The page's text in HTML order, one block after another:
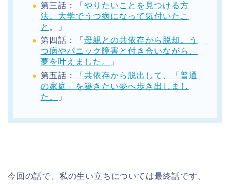
第三話：「 やりたいことを見つける方
法。大学でうつ病になって気付いたこ
と 。」
第四話：「 母親との共依存から脱却。う
つ病やパニック障害と付き合いながら、
夢を叶えました。
」
第五話：
「共依存から脱出して、「普通
の家庭」を築きたい夢へ歩き出しまし
た。
」
今回の話で、私の生い立ちについては最終話です。